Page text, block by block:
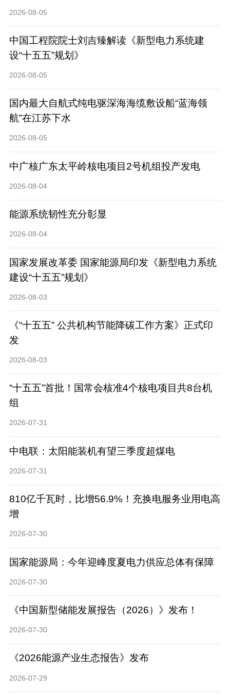
2026-08-05
中国工程院院士刘吉臻解读《新型电力系统建
设“十五五”规划》
2026-08-05
国内最大自航式纯电驱深海海缆敷设船“蓝海领
航”在江苏下水
2026-08-05
中广核广东太平岭核电项目2号机组投产发电
2026-08-04
能源系统韧性充分彰显
2026-08-04
国家发展改革委 国家能源局印发《新型电力系统
建设“十五五”规划》
2026-08-03
《“十五五” 公共机构节能降碳工作方案》正式印
发
2026-08-03
“十五五”首批！国常会核准4个核电项目共8台机
组
2026-07-31
中电联：太阳能装机有望三季度超煤电
2026-07-31
810亿千瓦时，比增56.9%！充换电服务业用电高
增
2026-07-30
国家能源局：今年迎峰度夏电力供应总体有保障
2026-07-30
《中国新型储能发展报告（2026）》发布！
2026-07-30
《2026能源产业生态报告》发布
2026-07-29